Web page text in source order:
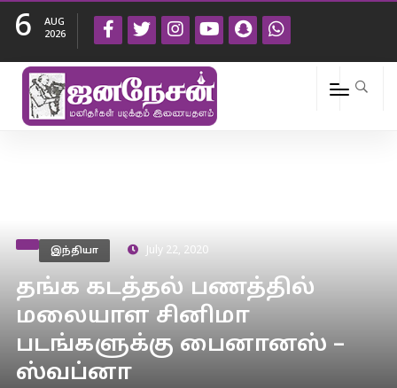
6
AUG
2026
இந்தியா July 22, 2020
தங்க கடத்தல் பணத்தில்
மலையாள சினிமா
படங்களுக்கு பைனானஸ் –
ஸ்வப்னா